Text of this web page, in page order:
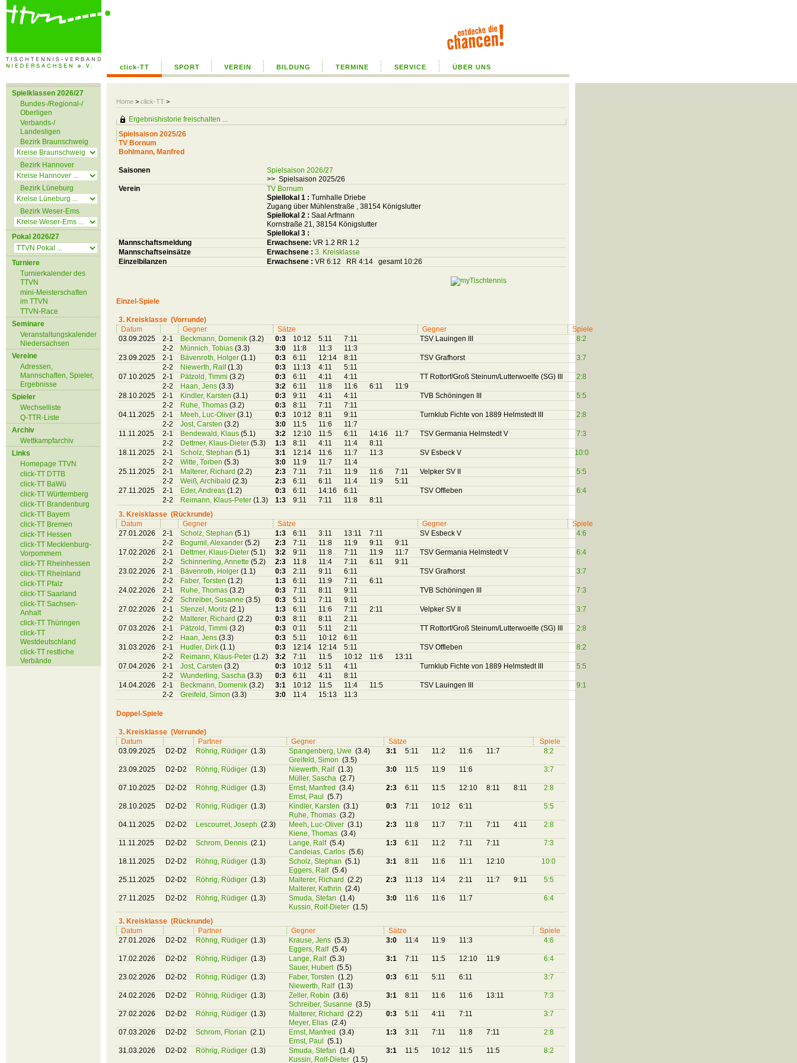
click-TT SPORT VEREIN BILDUNG TERMINE SERVICE ÜBER UNS
Home > click-TT >
Spielklassen 2026/27
Bundes-/Regional-/
Oberligen
Verbands-/
Landesligen
Bezirk Braunschweig
Bezirk Hannover
Bezirk Lüneburg
Bezirk Weser-Ems
Pokal 2026/27
Turniere
Turnierkalender des
TTVN
mini-Meisterschaften
im TTVN
TTVN-Race
Seminare
Veranstaltungskalender
Niedersachsen
Vereine
Adressen,
Mannschaften, Spieler,
Ergebnisse
Spieler
Wechselliste
Q-TTR-Liste
Archiv
Wettkampfarchiv
Links
Homepage TTVN
click-TT DTTB
click-TT BaWü
click-TT Württemberg
click-TT Brandenburg
click-TT Bayern
click-TT Bremen
click-TT Hessen
click-TT Mecklenburg-
Vorpommern
click-TT Rheinhessen
click-TT Rheinland
click-TT Pfalz
click-TT Saarland
click-TT Sachsen-
Anhalt
click-TT Thüringen
click-TT
Westdeutschland
click-TT restliche
Verbände
Ergebnishistorie freischalten ...
Spielsaison 2025/26
TV Bornum
Bohlmann, Manfred
Saisonen
Spielsaison 2026/27
>> Spielsaison 2025/26
Verein
TV Bornum
Spiellokal 1 : Turnhalle Driebe
Zugang über Mühlenstraße , 38154 Königslutter
Spiellokal 2 : Saal Arfmann
Kornstraße 21, 38154 Königslutter
Spiellokal 3 :
Mannschaftsmeldung
Erwachsene: VR 1.2 RR 1.2
Mannschaftseinsätze
Erwachsene : 3. Kreisklasse
Einzelbilanzen
Erwachsene : VR 6:12 RR 4:14 gesamt 10:26
Einzel-Spiele
3. Kreisklasse (Vorrunde)
Datum
Gegner Sätze Gegner
Spiele
03.09.2025
2-1 Beckmann, Domenik (3.2) 0:3 10:12 5:11 7:11 TSV Lauingen III
8:2
2-2
Münnich, Tobias (3.3) 3:0 11:8 11:3
11:3
23.09.2025
2-1 Bävenroth, Holger (1.1) 0:3 6:11 12:14 8:11 TSV Grafhorst
3:7
2-2
Niewerth, Ralf(1.3) 0:3 11:13 4:11
5:11
07.10.2025
2-1 Pätzold, Timmi (3.2) 0:3 6:11 4:11 4:11 TT Rottorf/Groß Steinum/Lutterwoelfe (SG) III
2:8
2-2
Haan, Jens (3.3) 3:2 6:11 11:8 11:6 6:11
11:9
28.10.2025
2-1 Kindler, Karsten (3.1) 0:3 9:11 4:11 4:11 TVB Schöningen III
5:5
2-2
Ruhe, Thomas (3.2) 0:3 8:11 7:11
7:11
04.11.2025
2-1 Meeh, Luc-Oliver (3.1) 0:3 10:12 8:11 9:11 Turnklub Fichte von 1889 Helmstedt III
2:8
2-2
Jost, Carsten (3.2) 3:0 11:5 11:6
11:7
11.11.2025
2-1 Bendewald, Klaus (5.1) 3:2 12:10 11:5 6:11 14:16 11:7 TSV Germania Helmstedt V
7:3
2-2
Dettmer, Klaus-Dieter (5.3) 1:3 8:11 4:11 11:4
8:11
18.11.2025
2-1 Scholz, Stephan (5.1) 3:1 12:14 11:6 11:7 11:3 SV Esbeck V
10:0
2-2
Witte, Torben (5.3) 3:0 11:9 11:7
11:4
25.11.2025
2-1 Malterer, Richard (2.2) 2:3 7:11 7:11 11:9 11:6 7:11 Velpker SV II
5:5
2-2
Weiß, Archibald (2.3) 2:3 6:11 6:11 11:4 11:9
5:11
27.11.2025
2-1 Eder, Andreas (1.2) 0:3 6:11 14:16 6:11 TSV Offleben
6:4
2-2
Reimann, Klaus-Peter (1.3) 1:3 9:11 7:11 11:8
8:11
3. Kreisklasse (Rückrunde)
Datum
Gegner Sätze Gegner
Spiele
27.01.2026
2-1 Scholz, Stephan (5.1) 1:3 6:11 3:11 13:11 7:11 SV Esbeck V
4:6
2-2
Bogumil, Alexander (5.2) 2:3 7:11 11:8 11:9 9:11
9:11
17.02.2026
2-1 Dettmer, Klaus-Dieter (5.1) 3:2 9:11 11:8 7:11 11:9 11:7 TSV Germania Helmstedt V
6:4
2-2
Schinnerling, Annette (5.2) 2:3 11:8 11:4 7:11 6:11
9:11
23.02.2026
2-1 Bävenroth, Holger (1.1) 0:3 2:11 9:11 6:11 TSV Grafhorst
3:7
2-2
Faber, Torsten (1.2) 1:3 6:11 11:9 7:11
6:11
24.02.2026
2-1 Ruhe, Thomas (3.2) 0:3 7:11 8:11 9:11 TVB Schöningen III
7:3
2-2
Schreiber, Susanne (3.5) 0:3 5:11 7:11
9:11
27.02.2026
2-1 Stenzel, Moritz (2.1) 1:3 6:11 11:6 7:11 2:11 Velpker SV II
3:7
2-2
Malterer, Richard (2.2) 0:3 8:11 8:11
2:11
07.03.2026
2-1 Pätzold, Timmi (3.2) 0:3 0:11 5:11 2:11 TT Rottorf/Groß Steinum/Lutterwoelfe (SG) III
2:8
2-2
Haan, Jens (3.3) 0:3 5:11 10:12
6:11
31.03.2026
2-1 Hudler, Dirk (1.1) 0:3 12:14 12:14 5:11 TSV Offleben
8:2
2-2
Reimann, Klaus-Peter (1.2) 3:2 7:11 11:5 10:12 11:6
13:11
07.04.2026
2-1 Jost, Carsten (3.2) 0:3 10:12 5:11 4:11 Turnklub Fichte von 1889 Helmstedt III
5:5
2-2
Wunderling, Sascha (3.3) 0:3 6:11 4:11
8:11
14.04.2026
2-1 Beckmann, Domenik (3.2) 3:1 10:12 11:5 11:4 11:5 TSV Lauingen III
9:1
2-2
Greifeld, Simon (3.3) 3:0 11:4 15:13 11:3
Doppel-Spiele
3. Kreisklasse (Vorrunde)
Datum
Partner Gegner Sätze
Spiele
03.09.2025
D2-D2 Röhrig, Rüdiger (1.3) Spangenberg, Uwe (3.4)
Greifeld, Simon (3.5)
3:1 5:11 11:2 11:6 11:7 8:2
23.09.2025 D2-D2 Röhrig, Rüdiger (1.3) Niewerth, Ralf (1.3)
Müller, Sascha (2.7)
3:0 11:5 11:9 11:6 3:7
07.10.2025 D2-D2 Röhrig, Rüdiger (1.3) Ernst, Manfred (3.4)
Ernst, Paul
(5.7)
2:3 6:11 11:5 12:10 8:11 8:11 2:8
28.10.2025 D2-D2 Röhrig, Rüdiger (1.3) Kindler, Karsten (3.1)
Ruhe, Thomas (3.2)
0:3 7:11 10:12 6:11 5:5
04.11.2025 D2-D2 Lescourret, Joseph (2.3) Meeh, Luc-Oliver (3.1)
Kiene, Thomas (3.4)
2:3 11:8 11:7 7:11 7:11 4:11 2:8
11.11.2025 D2-D2 Schrom, Dennis (2.1) Lange, Ralf (5.4)
Candeias, Carlos (5.6)
1:3 6:11 11:2 7:11 7:11 7:3
18.11.2025 D2-D2 Röhrig, Rüdiger (1.3) Scholz, Stephan (5.1)
Eggers, Ralf (5.4)
3:1 8:11 11:6 11:1 12:10 10:0
25.11.2025 D2-D2 Röhrig, Rüdiger (1.3) Malterer, Richard (2.2)
Malterer, Kathrin (2.4)
2:3 11:13 11:4 2:11 11:7 9:11 5:5
27.11.2025 D2-D2 Röhrig, Rüdiger (1.3) Smuda, Stefan (1.4)
Kussin, Rolf-Dieter (1.5)
3:0 11:6 11:6 11:7 6:4
3. Kreisklasse (Rückrunde)
Datum
Partner Gegner Sätze
Spiele
27.01.2026
D2-D2 Röhrig, Rüdiger (1.3) Krause, Jens (5.3)
Eggers, Ralf (5.4)
3:0 11:4 11:9 11:3 4:6
17.02.2026 D2-D2 Röhrig, Rüdiger (1.3) Lange, Ralf (5.3)
Sauer, Hubert (5.5)
3:1 7:11 11:5 12:10 11:9 6:4
23.02.2026 D2-D2 Röhrig, Rüdiger (1.3) Faber, Torsten (1.2)
Niewerth, Ralf (1.3)
0:3 6:11 5:11 6:11 3:7
24.02.2026 D2-D2 Röhrig, Rüdiger (1.3) Zeller, Robin (3.6)
Schreiber, Susanne (3.5)
3:1 8:11 11:6 11:6 13:11 7:3
27.02.2026 D2-D2 Röhrig, Rüdiger (1.3) Malterer, Richard (2.2)
Meyer, Elias (2.4)
0:3 5:11 4:11 7:11 3:7
07.03.2026 D2-D2 Schrom, Florian (2.1) Ernst, Manfred (3.4)
Ernst, Paul
(5.1)
1:3 3:11 7:11 11:8 7:11 2:8
31.03.2026 D2-D2 Röhrig, Rüdiger (1.3) Smuda, Stefan (1.4)
Kussin, Rolf-Dieter (1.5)
3:1 11:5 10:12 11:5 11:5 8:2